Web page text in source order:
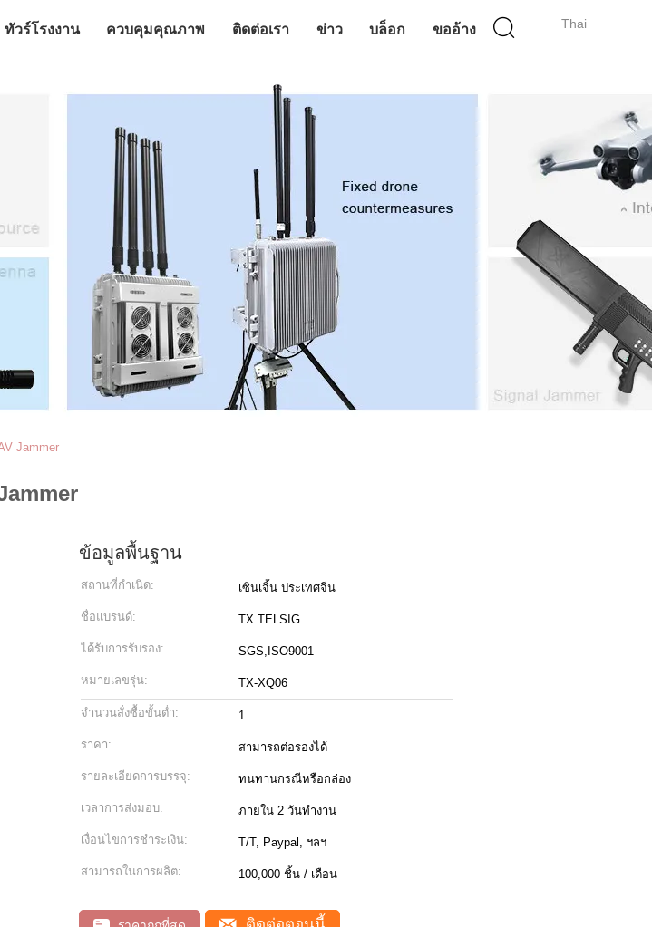
Thai
ทัวร์โรงงาน ควบคุมคุณภาพ ติดต่อเรา ข่าว บล็อก ขออ้าง
Jammer
ข้อมูลพื้นฐาน
สถานที่กำเนิด: เซินเจิ้น ประเทศจีน
ชื่อแบรนด์: TX TELSIG
ได้รับการรับรอง: SGS,ISO9001
หมายเลขรุ่น: TX-XQ06
จำนวนสั่งซื้อขั้นต่ำ: 1
ราคา: สามารถต่อรองได้
รายละเอียดการบรรจุ: ทนทานกรณีหรือกล่อง
เวลาการส่งมอบ: ภายใน 2 วันทำงาน
เงื่อนไขการชำระเงิน: T/T, Paypal, ฯลฯ
สามารถในการผลิต: 100,000 ชิ้น / เดือน